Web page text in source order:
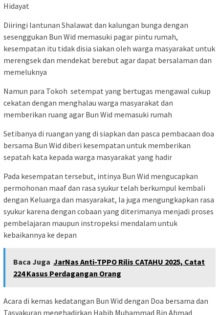
Hidayat
Diiringi lantunan Shalawat dan kalungan bunga dengan
sesenggukan Bun Wid memasuki pagar pintu rumah,
kesempatan itu tidak disia siakan oleh warga masyarakat untuk
merengsek dan mendekat berebut agar dapat bersalaman dan
memeluknya
Namun para Tokoh setempat yang bertugas mengawal cukup
cekatan dengan menghalau warga masyarakat dan
memberikan ruang agar Bun Wid memasuki rumah
Setibanya di ruangan yang di siapkan dan pasca pembacaan doa
bersama Bun Wid diberi kesempatan untuk memberikan
sepatah kata kepada warga masyarakat yang hadir
Pada kesempatan tersebut, intinya Bun Wid mengucapkan
permohonan maaf dan rasa syukur telah berkumpul kembali
dengan Keluarga dan masyarakat, Ia juga mengungkapkan rasa
syukur karena dengan cobaan yang diterimanya menjadi proses
pembelajaran maupun instropeksi mendalam untuk
kebaikannya ke depan
Baca Juga JarNas Anti-TPPO Rilis CATAHU 2025, Catat
224 Kasus Perdagangan Orang
Acara di kemas kedatangan Bun Wid dengan Doa bersama dan
Tasyakuran menghadirkan Habib Muhammad Bin Ahmad